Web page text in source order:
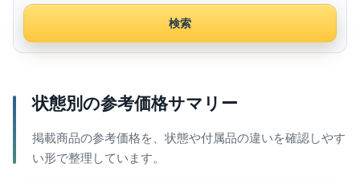
検索
状態別の参考価格サマリー
掲載商品の参考価格を、状態や付属品の違いを確認しやす
い形で整理しています。